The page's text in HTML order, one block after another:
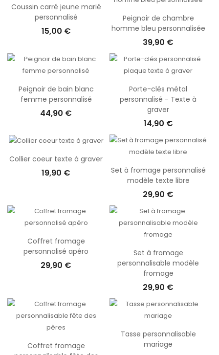
Coussin carré jeune marié
personnalisé
15,00 €
Peignoir de chambre
homme bleu personnalisée
39,90 €
Peignoir de bain blanc
femme personnalisé
44,90 €
Porte-clés métal
personnalisé - Texte à
graver
14,90 €
Collier coeur texte à graver
19,90 €
Set à fromage personnalisé
modèle texte libre
29,90 €
Coffret fromage
personnalisé apéro
29,90 €
Set à fromage
personnalisable modèle
fromage
29,90 €
Coffret fromage
Tasse personnalisable
mariage